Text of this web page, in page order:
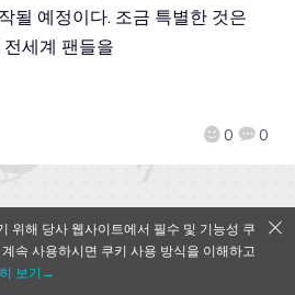
0 0
될 예정이다. 조금 특별한 것은
세계 팬들을
Limited © 2026
위해 당사 웹사이트에서 필수 및 기능성 쿠
속 사용하시면 쿠키 사용 방식을 이해하고
보기→